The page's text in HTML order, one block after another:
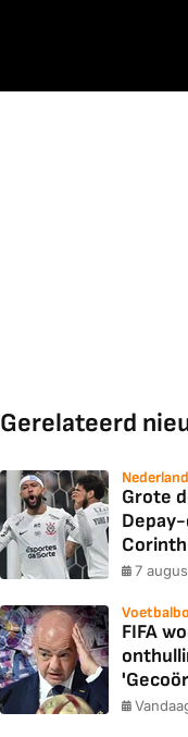
Gerelateerd
Grote
7
FIFA